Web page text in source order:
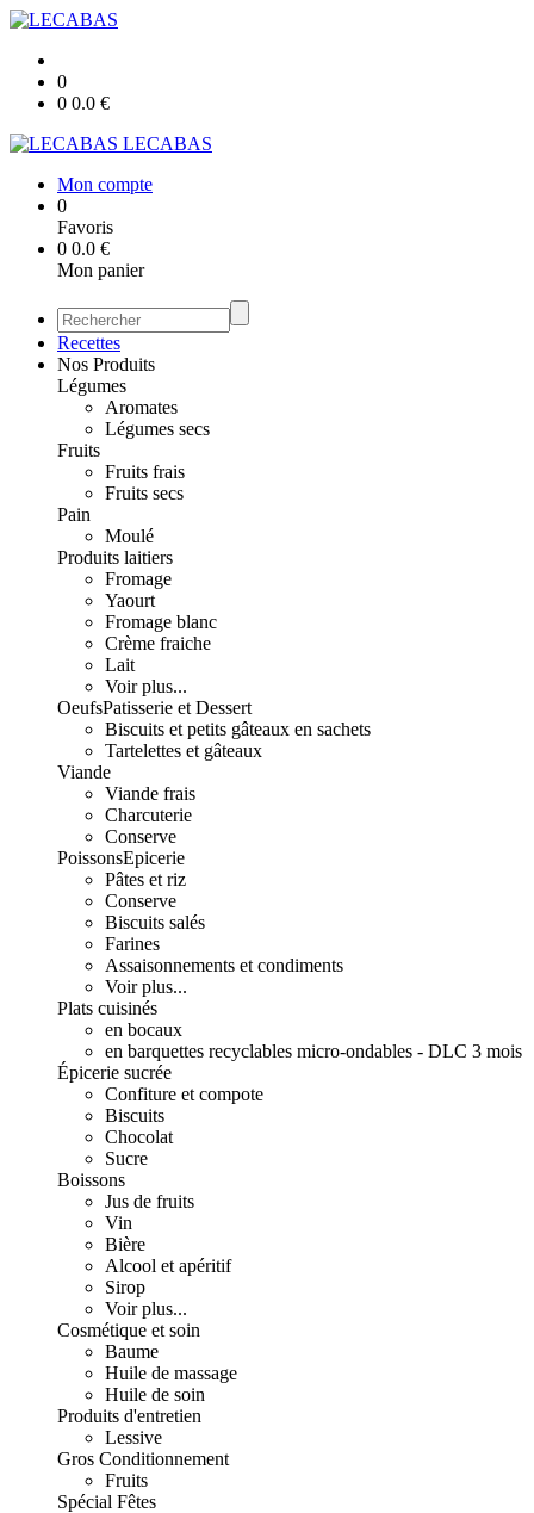
0
0 0.0 €
LECABAS
Mon compte
0
Favoris
0 0.0 €
Mon panier
Recettes
Nos Produits
Légumes
Aromates
Légumes secs
Fruits
Fruits frais
Fruits secs
Pain
Moulé
Produits laitiers
Fromage
Yaourt
Fromage blanc
Crème fraiche
Lait
Voir plus...
OeufsPatisserie et Dessert
Biscuits et petits gâteaux en sachets
Tartelettes et gâteaux
Viande
Viande frais
Charcuterie
Conserve
PoissonsEpicerie
Pâtes et riz
Conserve
Biscuits salés
Farines
Assaisonnements et condiments
Voir plus...
Plats cuisinés
en bocaux
en barquettes recyclables micro-ondables - DLC 3 mois
Épicerie sucrée
Confiture et compote
Biscuits
Chocolat
Sucre
Boissons
Jus de fruits
Vin
Bière
Alcool et apéritif
Sirop
Voir plus...
Cosmétique et soin
Baume
Huile de massage
Huile de soin
Produits d'entretien
Lessive
Gros Conditionnement
Fruits
Spécial Fêtes